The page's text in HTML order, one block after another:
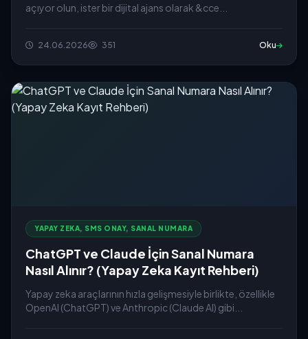
açıyor olun, ister bir dijital ajans olarak &cce...
24.06.2026 351 Oku
YAPAY ZEKA, SMS ONAY, SANAL NUMARA
ChatGPT ve Claude İçin Sanal Numara
Nasıl Alınır? (Yapay Zeka Kayıt Rehberi)
Yapay zeka araçlarının hızla gelişmesiyle birlikte, özellikle
OpenAI (ChatGPT) ve Anthropic (Claude AI) gibi...